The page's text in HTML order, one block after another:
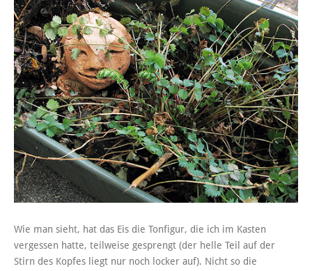
Wie man sieht, hat das Eis die Tonfigur, die ich im Kasten
vergessen hatte, teilweise gesprengt (der helle Teil auf der
Stirn des Kopfes liegt nur noch locker auf). Nicht so die